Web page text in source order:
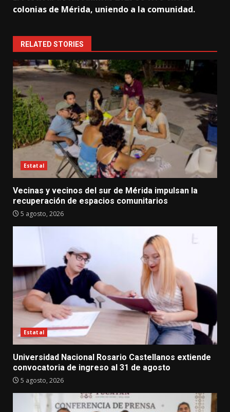
colonias de Mérida, uniendo a la comunidad.
RELATED STORIES
Estatal
Vecinas y vecinos del sur de Mérida impulsan la
recuperación de espacios comunitarios
5 agosto, 2026
Estatal
Universidad Nacional Rosario Castellanos extiende
convocatoria de ingreso al 31 de agosto
5 agosto, 2026